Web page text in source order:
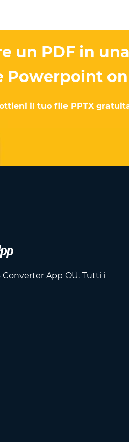
un PDF in una
Powerpoint
il tuo file PPTX
App OÜ. Tutti i